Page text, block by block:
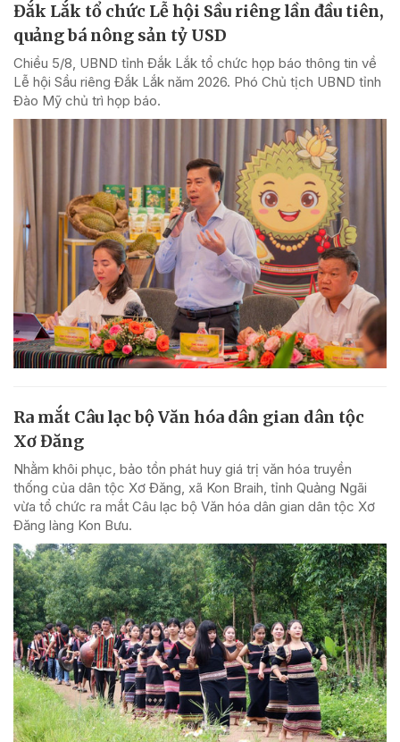
Đắk Lắk tổ chức Lễ hội Sầu riêng lần đầu tiên,
quảng bá nông sản tỷ USD
Chiều 5/8, UBND tỉnh Đắk Lắk tổ chức họp báo thông tin về
Lễ hội Sầu riêng Đắk Lắk năm 2026. Phó Chủ tịch UBND tỉnh
Đào Mỹ chủ trì họp báo.
Ra mắt Câu lạc bộ Văn hóa dân gian dân tộc
Xơ Đăng
Nhằm khôi phục, bảo tồn phát huy giá trị văn hóa truyền
thống của dân tộc Xơ Đăng, xã Kon Braih, tỉnh Quảng Ngãi
vừa tổ chức ra mắt Câu lạc bộ Văn hóa dân gian dân tộc Xơ
Đăng làng Kon Bưu.